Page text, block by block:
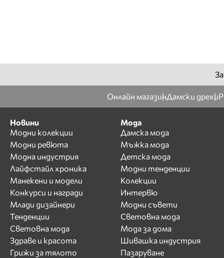
Онлайн магазинДамски дрехи
Новини
Модни колекции
Модни ревюта
Модна индустрия
Лайфстайл хроника
Манекени и модели
Конкурси и награди
Млади дизайнери
Тенденции
Световна мода
Здраве и красота
Грижи за тялото
Мода
Дамска мода
Мъжка мода
Детска мода
Модни тенденции
Колекции
Интервю
Модни съвети
Световна мода
Мода за дома
Шивашка индустрия
Пазаруване